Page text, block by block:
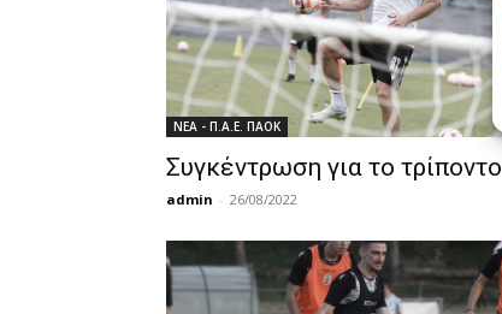
ΝΕΑ - Π.Α.Ε. ΠΑΟΚ
Συγκέντρωση για το τρίποντο
admin - 26/08/2022